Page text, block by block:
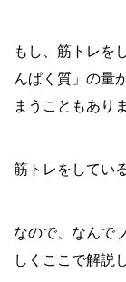
もし、筋トレを
んぱく質」の量
まうこともあり
筋トレをしてい
なので、なんで
しくここで解説